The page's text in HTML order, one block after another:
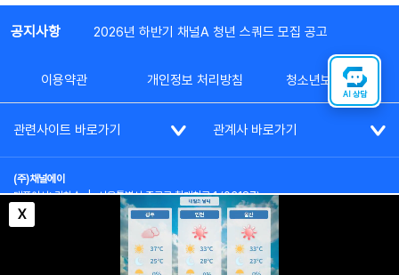
X
공지사항 2026년 하반기 채널A 청년 스쿼드 모집 공고
이용약관 개인정보 처리방침 청소년보호정책
관련사이트 바로가기 관계사 바로가기
(주)채널에이
대표이사: 김차수 | 서울특별시 종로구 청계천로 1 (03187)
부가통신사업신고: 022357호 | 사업자등록번호: 101-86-62787
대표전화: (02)2020-3114
시청자상담실: (02)2020-3100
통신판매업신고: 제2012-서울종로-0195호
COPYRIGHT(c) SINCE 2023,CHANNEL A ALL RIGHTS RESERVED.
AI 상담